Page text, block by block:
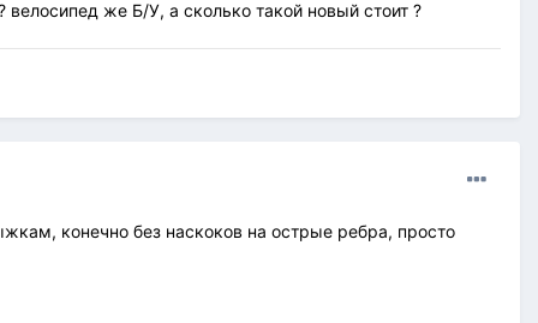
же Б/У, а сколько такой новый стоит ?
конечно без наскоков на острые ребра, просто